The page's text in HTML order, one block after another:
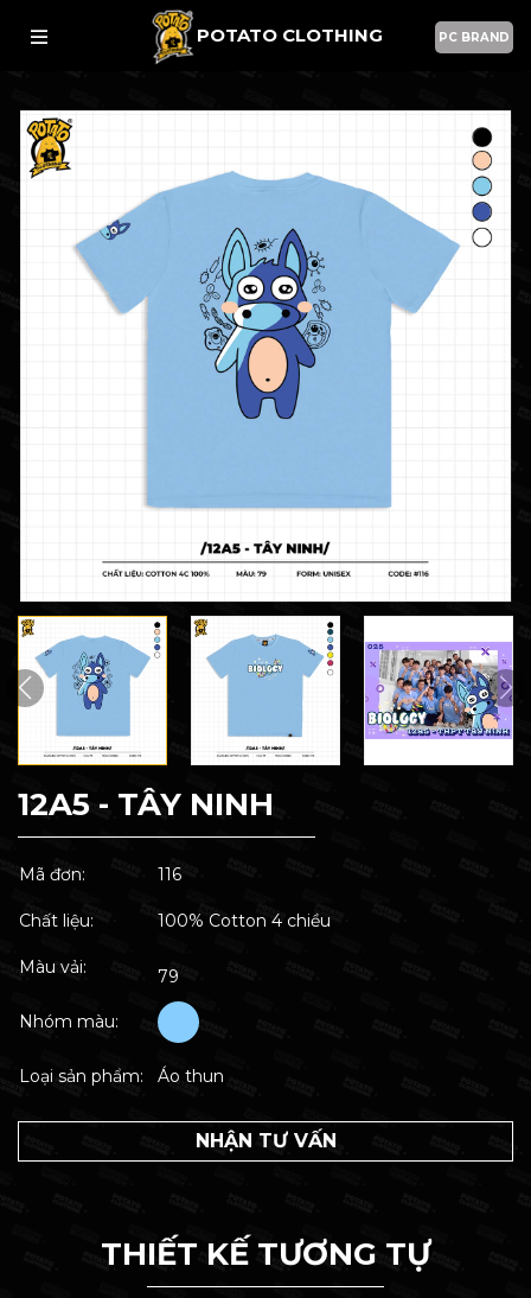
POTATO CLOTHING PC BRAND
12A5 - TÂY NINH
Mã đơn: 116
Chất liệu: 100% Cotton 4 chiều
Màu vải: 79
Nhóm màu:
Loại sản phẩm: Áo thun
NHẬN TƯ VẤN
THIẾT KẾ TƯƠNG TỰ